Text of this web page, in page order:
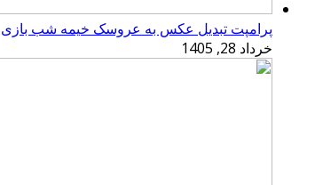
پرامپت تبدیل عکس به عروسک خیمه شب بازی
خرداد 28, 1405